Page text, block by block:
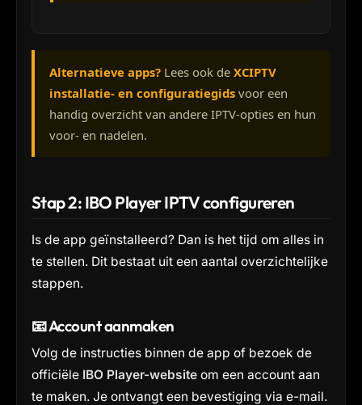
Alternatieve apps? Lees ook de XCIPTV
installatie- en configuratiegids voor een
handig overzicht van andere IPTV-opties en hun
voor- en nadelen.
Stap 2: IBO Player IPTV configureren
Is de app geïnstalleerd? Dan is het tijd om alles in
te stellen. Dit bestaat uit een aantal overzichtelijke
stappen.
📧 Account aanmaken
Volg de instructies binnen de app of bezoek de
officiële IBO Player-website om een account aan
te maken. Je ontvangt een bevestiging via e-mail.